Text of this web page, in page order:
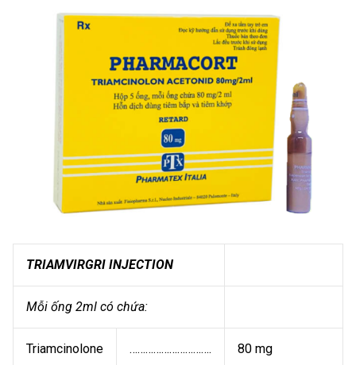
TRIAMVIRGRI INJECTION
Mỗi ống 2ml có chứa:
Triamcinolone …………………………. 80 mg